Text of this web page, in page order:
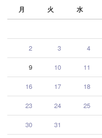
月
火 水
2 3 4
9 10 11
16 17 18
23 24 25
30 31